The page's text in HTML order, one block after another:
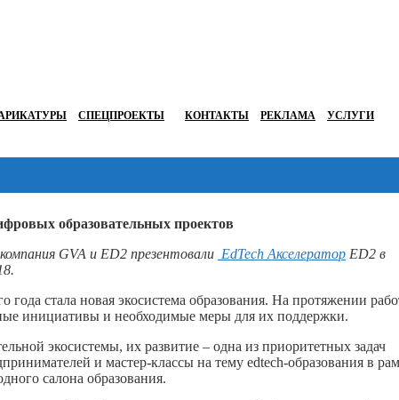
СПЕЦПРОЕКТЫ КОНТАКТЫ РЕКЛАМА УСЛУГИ
образовательных проектов
GVA и ED2 презентовали EdTech Акселератор ED2 в
стала новая экосистема образования. На протяжении
инициативы и необходимые меры для их поддержки.
экосистемы, их развитие – одна из приоритетных задач
и мастер-классы на тему edtech-образования в
салона образования.